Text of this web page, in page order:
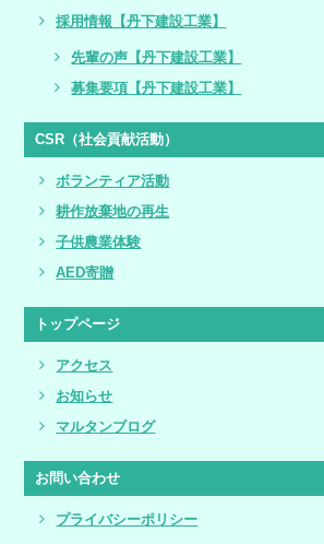
採用情報【丹下建設工業】
先輩の声【丹下建設工業】
募集要項【丹下建設工業】
CSR（社会貢献活動）
ボランティア活動
耕作放棄地の再生
子供農業体験
AED寄贈
トップページ
アクセス
お知らせ
マルタンブログ
お問い合わせ
プライバシーポリシー